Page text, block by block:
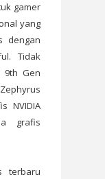
gamer
yang
dengan
Tidak
9th Gen
NVIDIA
grafis
terbaru